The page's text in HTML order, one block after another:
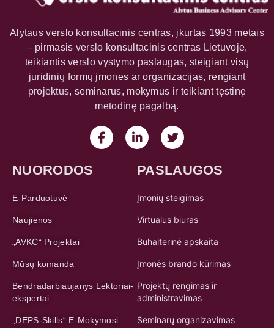
Alytaus verslo konsultacinis centras, įkurtas 1993 metais
– pirmasis verslo konsultacinis centras Lietuvoje,
teikiantis verslo vystymo paslaugas, steigiant visų
juridinių formų įmones ar organizacijas, rengiant
projektus, seminarus, mokymus ir teikiant tęstinę
metodinę pagalbą.
NUORODOS
E-Parduotuvė
Naujienos
„AVKC“ Projektai
Mūsų komanda
Bendradarbiaujanys Lektoriai-
ekspertai
„DEPS-Skills“ E-Mokymosi
PASLAUGOS
Įmonių steigimas
Virtualus biuras
Buhalterinė apskaita
Įmonės brando kūrimas
Projektų rengimas ir
administravimas
Seminarų organizavimas